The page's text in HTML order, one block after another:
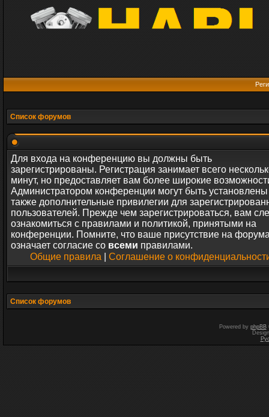
Список форумов
Для входа на конференцию вы должны быть
зарегистрированы. Регистрация занимает всего
минут, но предоставляет вам более широкие
Администратором конференции могут быть установлены
также дополнительные привилегии для
пользователей. Прежде чем зарегистрироваться, вам
ознакомиться с правилами и политикой, принятыми на
конференции. Помните, что ваше присутствие на
означает согласие со всеми правилами.
Общие правила
Соглашение о
Список форумов
Powered by phpBB